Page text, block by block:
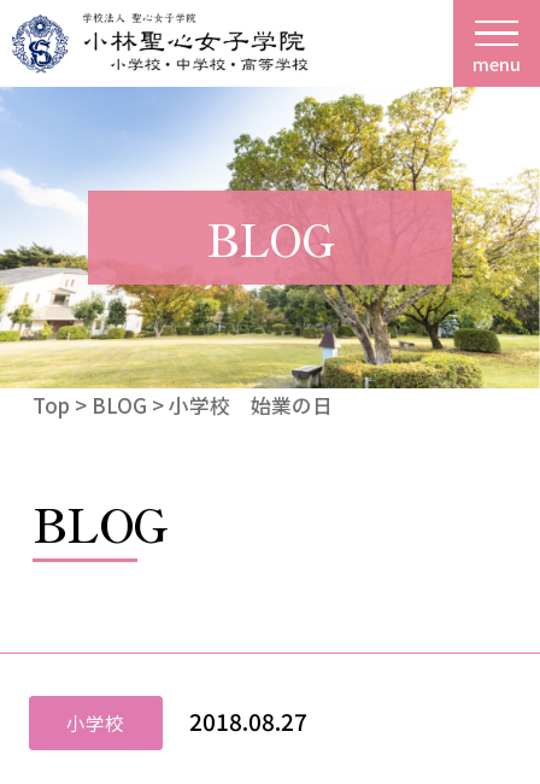
menu
BLOG
Top > BLOG > 小学校 始業の日
BLOG
小学校 2018.08.27